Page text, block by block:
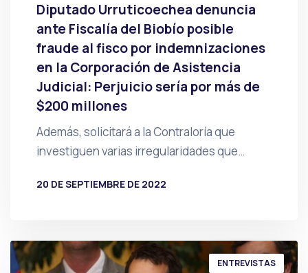
Diputado Urruticoechea denuncia
ante Fiscalía del Biobío posible
fraude al fisco por indemnizaciones
en la Corporación de Asistencia
Judicial: Perjuicio sería por más de
$200 millones
Además, solicitará a la Contraloría que
investiguen varias irregularidades que…
20 DE SEPTIEMBRE DE 2022
ENTREVISTAS